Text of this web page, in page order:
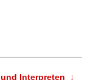
Interpreten ↓